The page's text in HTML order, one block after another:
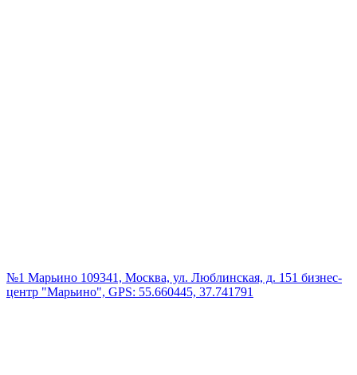
№1 Марьино 109341, Москва, ул. Люблинская, д. 151 бизнес-
центр "Марьино", GPS: 55.660445, 37.741791